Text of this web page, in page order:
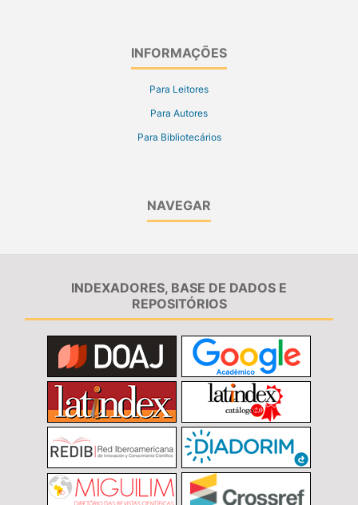
INFORMAÇÕES
Para Leitores
Para Autores
Para Bibliotecários
NAVEGAR
INDEXADORES, BASE DE DADOS E
REPOSITÓRIOS